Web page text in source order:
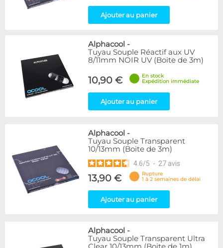
Ajouter au panier
Alphacool -
Tuyau Souple Réactif aux UV
8/11mm NOIR UV (Boite de 3m)
10,90 €
En stock
Expédition immédiate
Ajouter au panier
Alphacool -
Tuyau Souple Transparent
10/13mm (Boite de 3m)
4.6/5 - 27 avis
13,90 €
Rupture
1 à 2 semaines de délai
Ajouter au panier
Alphacool -
Tuyau Souple Transparent Ultra